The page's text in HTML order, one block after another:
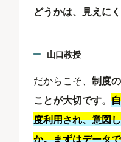
どうかは、見えに
山口教授
だからこそ、制度
ことが大切です。
度利用され、意図
か。まずはデータ